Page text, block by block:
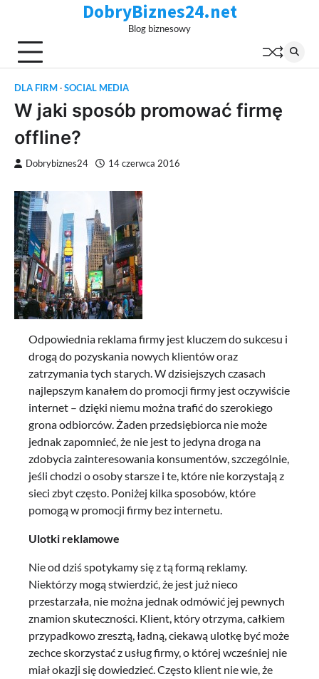
content
DobryBiznes24.net
Blog biznesowy
DLA FIRM SOCIAL MEDIA
W jaki sposób promować firmę
offline?
Dobrybiznes24 14 czerwca 2016
Odpowiednia reklama firmy jest kluczem do sukcesu i
drogą do pozyskania nowych klientów oraz
zatrzymania tych starych. W dzisiejszych czasach
najlepszym kanałem do promocji firmy jest oczywiście
internet – dzięki niemu można trafić do szerokiego
grona odbiorców. Żaden przedsiębiorca nie może
jednak zapomnieć, że nie jest to jedyna droga na
zdobycia zainteresowania konsumentów, szczególnie,
jeśli chodzi o osoby starsze i te, które nie korzystają z
sieci zbyt często. Poniżej kilka sposobów, które
pomogą w promocji firmy bez internetu.
Ulotki reklamowe
Nie od dziś spotykamy się z tą formą reklamy.
Niektórzy mogą stwierdzić, że jest już nieco
przestarzała, nie można jednak odmówić jej pewnych
znamion skuteczności. Klient, który otrzyma, całkiem
przypadkowo zresztą, ładną, ciekawą ulotkę być może
zechce skorzystać z usług firmy, o której wcześniej nie
miał okazji się dowiedzieć. Często klient nie wie, że